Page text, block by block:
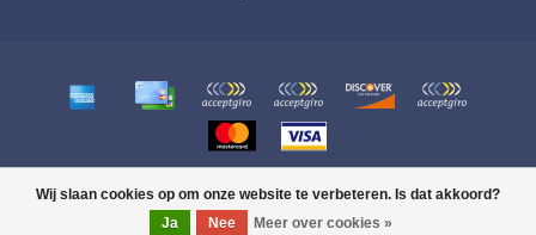
Wij slaan cookies op om onze website te verbeteren. Is dat akkoord?
Ja
Nee Meer over cookies »
© Copyright 2026 SPORT GRÀCIA